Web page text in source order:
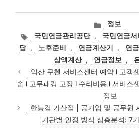
카
테
고
리
정보
태국민연금관리공단 , 국민연금
담 , 노후준비 , 연금계산기 , 연
상액계산 , 연금정보 ,
익산 쿠첸 서비스센터 예약 l 고객
솥 l 고무패킹 고장 l 수리비용 l 서비스
정보
한능검 가산점 | 공기업 및 공무원
기관별 인정 방식 심층분석: 7